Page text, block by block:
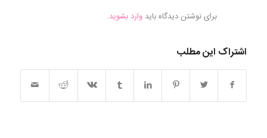
برای نوشتن دیدگاه باید وارد بشوید.
اشتراک این مطلب